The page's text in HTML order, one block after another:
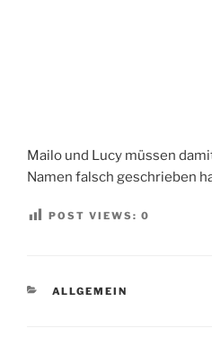
Mailo und Lucy müssen
Namen falsch geschrieben
POST VIEWS: 0
KATEGORIEN
ALLGEMEIN